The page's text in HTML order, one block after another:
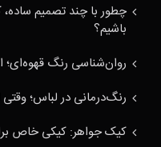
چطور با چند تصمیم
باشیم؟
روان‌شناسی رنگ
رنگ‌درمانی در لباس؛
کیک جواهر: کیکی خاص برای تولد ۶۲